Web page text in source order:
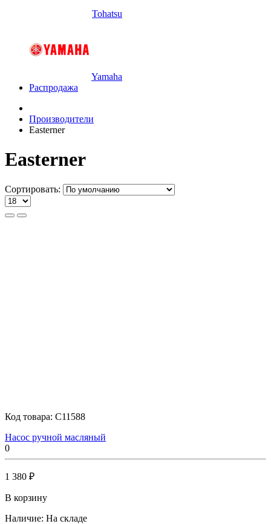
Tohatsu
Yamaha
Распродажа
Производители
Easterner
Easterner
Сортировать:
Код товара: C11588
Насос ручной масляный
0
1 380 ₽
В корзину
Наличие: На складе